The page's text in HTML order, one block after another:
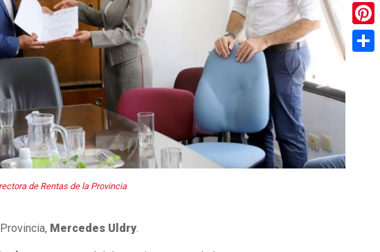
de Rentas de la Provincia
Mercedes Uldry.